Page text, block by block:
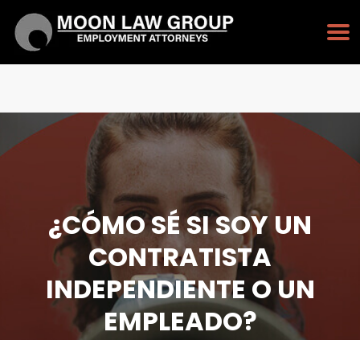
PULSE PARA LLAMAR
213-232-3128
¿CÓMO SÉ SI SOY UN
CONTRATISTA
INDEPENDIENTE O UN
EMPLEADO?